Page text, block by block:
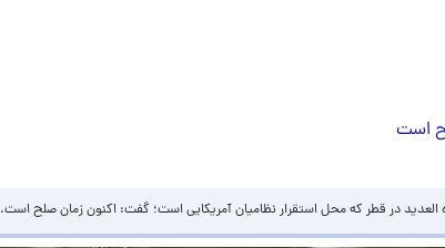
است
العدید در قطر که محل استقرار نظامیان آمریکایی است؛ گفت: اکنون زمان صلح است.